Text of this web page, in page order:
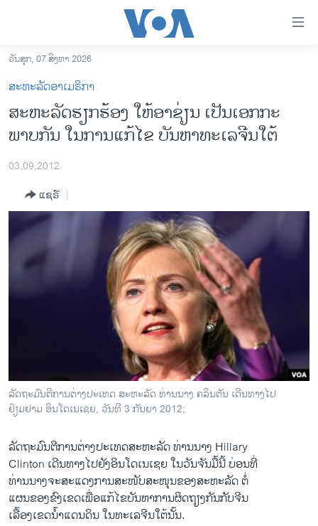
ເຂົ້າ
ຫາ
ຂ້າມ
ຂ້າມ
ຫາ
ອາເມຣິກາ
ຂ່າວ​ຈີນ
ໂລກ
ເອເຊຍ
ອິດສະຫຼະພາບດ້ານການຂ່າວ
ຊີວິດຊາວລາວ
ວິທະຍາສາດ-ເທັກໂນໂລຈີ
ພາສາອັງກິດ
ວີດີໂອ
ລາຍການກະຈາຍສຽງ
ລາຍງານ
ຕິດຕາມພວກເຮົາ ທີ່
ວັນສຸກ, 07 ສິງຫາ 2026
ສະຫະລັດອາເມຣິກາ
ສະຫະລັດຮຽກຮ້ອງ ໃຫ້ອາຊ່ຽນ ເປັນເອກກະ
ພາບກັນ ໃນການແກ້ໄຂ ບັນຫາທະເລຈີນໃຕ້
03,09,2012
ແຊຣ໌
ລັດຖະມົນຕີການຕ່າງປະເທດ ສະຫະລັດ ທ່ານນາງ ຄລິນຕັນ ເດີນທາງໄປ
ຢ້ຽມຢາມ ອິນໂດເນເຊຍ, ວັນທີ 3 ກັນຍາ 2012;
ລັດຖະມົນຕີ​ການ​ຕ່າງປະ​ເທດສະຫະລັດ ທ່ານ​ນາງ Hillary
Clinton ເດີນທາງໄປ​ຍັງອິນ​ໂດ​ເນ​ເຊຍ ​ໃນ​ວັນ​ຈັນ​ມື້​ນີ້ ບ່ອນ​ທີ່
​ທ່ານ​ນາງຈະ​ສະ​ແດງການ​ສະໜັບສະໜຸນ​ຂອງ​ສະຫະລັດ ຕໍ່
ແຜນ​ຂອງ​ຂົງ​ເຂດ​ເພື່ອ​ແກ້​ໄຂ​ບັນຫາການ​ຜິດ​ຖຽງ​ກັນກັບ​ຈີນ
ເລື້​ອງເຂດ​ນໍ້າ​ແດນ​ດິນ​ ​ໃນທະ​ເລ​ຈີນ​ໃຕ້ນັ້ນ.